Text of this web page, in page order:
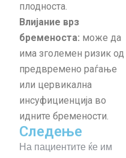
плодноста.
Влијание врз
бременоста: може да
има зголемен ризик од
предвремено раѓање
или цервикална
инсуфициенција во
идните бремености.
Следење
На пациентите ќе им